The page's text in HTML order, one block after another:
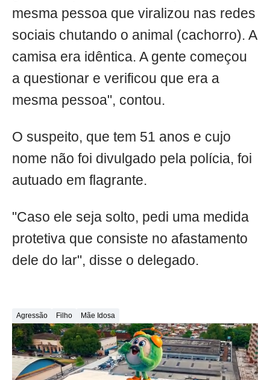
mesma pessoa que viralizou nas redes
sociais chutando o animal (cachorro). A
camisa era idêntica. A gente começou
a questionar e verificou que era a
mesma pessoa", contou.
O suspeito, que tem 51 anos e cujo
nome não foi divulgado pela polícia, foi
autuado em flagrante.
"Caso ele seja solto, pedi uma medida
protetiva que consiste no afastamento
dele do lar", disse o delegado.
Agressão Filho Mãe Idosa